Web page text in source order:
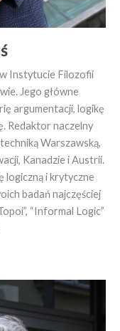
Instytucie Filozofii
Jego główne
argumentacji, logikę
Redaktor naczelny
Warszawską,
Kanadzie i Austrii.
logiczną i krytyczne
badań najczęściej
“Informal Logic”